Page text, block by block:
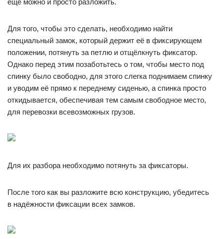
ещё можно и просто разложить.
Для того, чтобы это сделать, необходимо найти
специальный замок, который держит её в фиксирующем
положении, потянуть за петлю и отщёлкнуть фиксатор.
Однако перед этим позаботьтесь о том, чтобы место под
спинку было свободно, для этого слегка поднимаем спинку
и уводим её прямо к переднему сиденью, а спинка просто
откидывается, обеспечивая тем самым свободное место,
для перевозки всевозможных грузов.
Для их разбора необходимо потянуть за фиксаторы.
После того как вы разложите всю конструкцию, убедитесь
в надёжности фиксации всех замков.